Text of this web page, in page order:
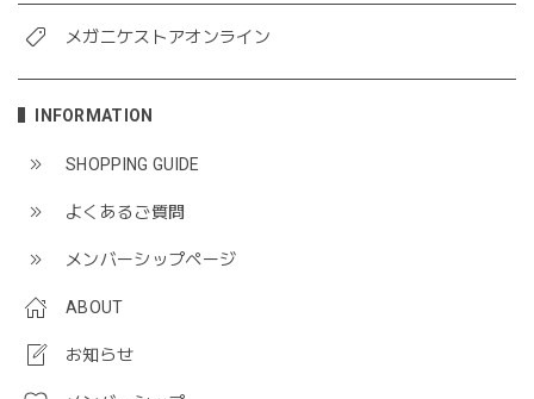
メガニケストアオンライン
INFORMATION
SHOPPING GUIDE
よくあるご質問
メンバーシップページ
ABOUT
お知らせ